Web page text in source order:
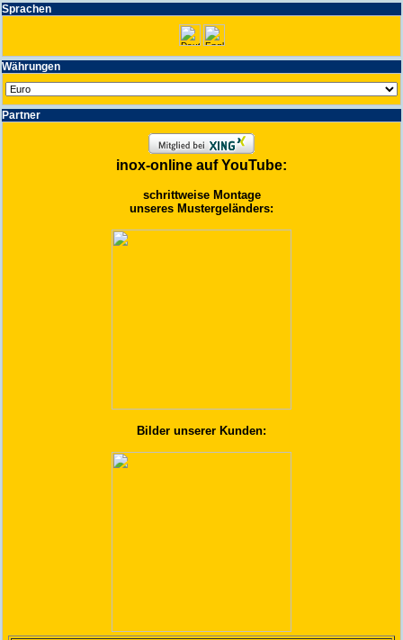
Spra­chen
Wäh­run­gen
Partner
inox-online auf YouTube:
schrittweise Montage
unseres Mustergeländers:
Bilder unserer Kunden: